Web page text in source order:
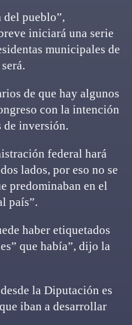
del pueblo”,
iniciará una serie
municipales de
de que hay algunos
con la intención
de inversión.
federal hará
lados, por eso no se
predominaban en el
país”.
haber etiquetados
que había”, dijo la
la Diputación es
iban a desarrollar